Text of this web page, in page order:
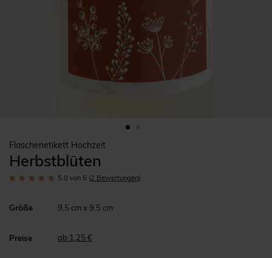
Flaschenetikett Hochzeit
Herbstblüten
5.0 von 5 (2 Bewertungen)
Größe 9,5 cm x 9,5 cm
Preise ab 1,25 €